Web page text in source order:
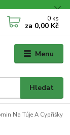
Menu
Hledat
0 ks
za 0,00 Kč
Na Túje A Cypřišky